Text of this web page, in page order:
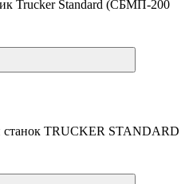
Trucker Standard (СБМП-200
станок TRUCKER STANDARD